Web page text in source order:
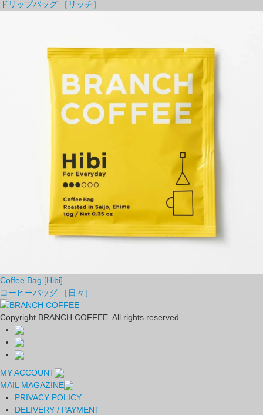
ドリップバッグ ［リッチ］
Coffee Bag [Hibi]
コーヒーバッグ ［日々］
Copyright BRANCH COFFEE. All rights reserved.
MY ACCOUNT
MAIL MAGAZINE
PRIVACY POLICY
DELIVERY / PAYMENT